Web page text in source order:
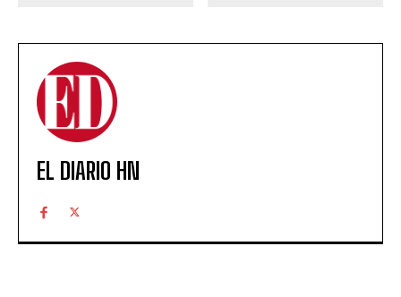
EL DIARIO HN